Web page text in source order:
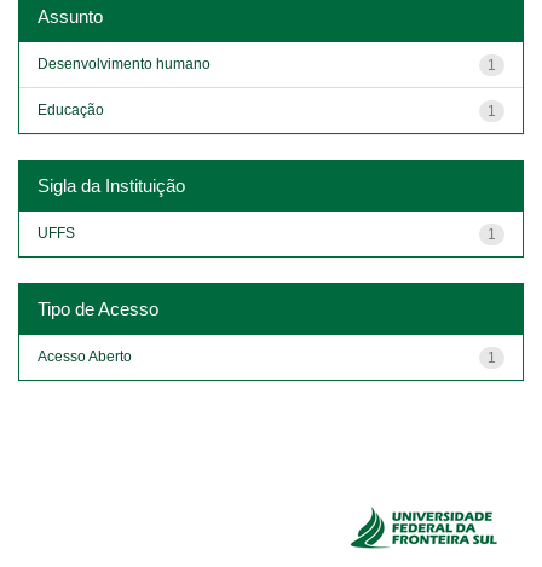
Assunto
1
Desenvolvimento humano
1
Educação
Sigla da Instituição
1
UFFS
Tipo de Acesso
1
Acesso Aberto